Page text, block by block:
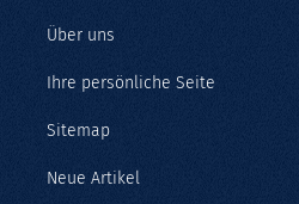
Über uns
Ihre persönliche Seite
Sitemap
Neue Artikel